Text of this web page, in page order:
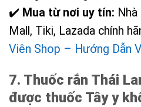
✔️ Mua từ nơi uy tín:
Mall, Tiki, Lazada chính
Viên Shop – Hướng Dẫn
7. Thuốc rắn Thái
được thuốc Tây y